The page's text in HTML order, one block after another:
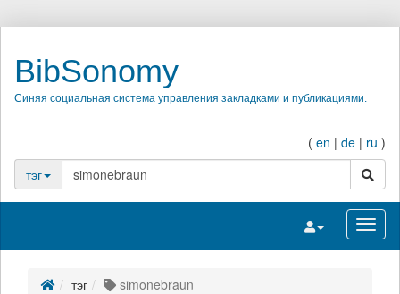
BibSonomy
Синяя социальная система управления закладками и публикациями.
( en | de | ru )
тэг
поиск
Переключить
тэг simonebraun